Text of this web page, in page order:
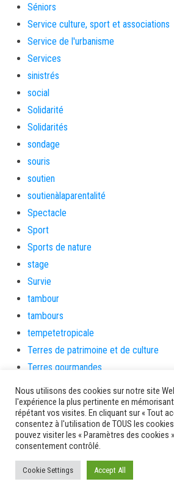
Séniors
Service culture, sport et associations
Service de l'urbanisme
Services
sinistrés
social
Solidarité
Solidarités
sondage
souris
soutien
soutienàlaparentalité
Spectacle
Sport
Sports de nature
stage
Survie
tambour
tambours
tempetetropicale
Terres de patrimoine et de culture
Terres gourmandes
théâtre
Tourisme
toussaint
tradition
Transition Energétique
Transport et routes
Nous utilisons des cookies sur notre site
l'expérience la plus pertinente en
répétant vos visites. En cliquant sur « Tout
consentez à l'utilisation de TOUS les
pouvez visiter les « Paramètres des cookies
consentement contrôlé.
Cookie Settings Accept All